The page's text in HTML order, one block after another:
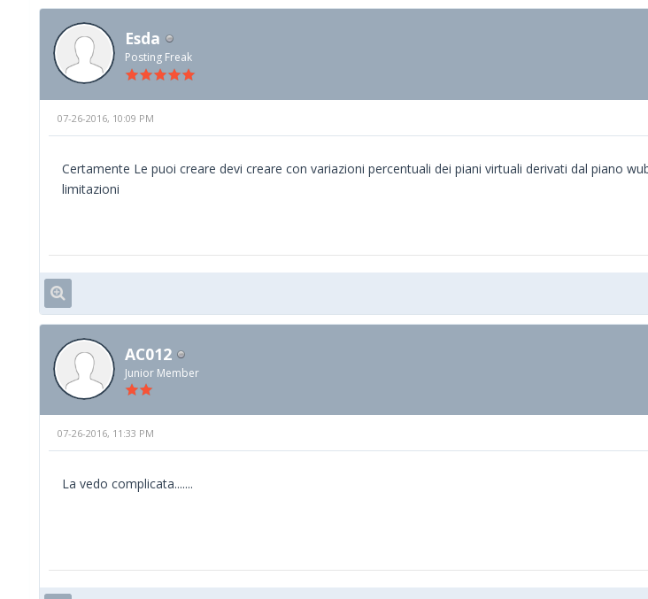
Esda
Posting Freak
07-26-2016, 10:09 PM
Certamente Le puoi creare devi creare con variazioni percentuali dei piani virtuali derivati dal piano
limitazioni
AC012
Junior Member
07-26-2016, 11:33 PM
La vedo complicata.......